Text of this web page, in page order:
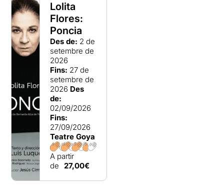
Lolita
Flores:
Poncia
Des de: 2 de
setembre de
2026
Fins: 27 de
setembre de
2026 Des
de:
02/09/2026
Fins:
27/09/2026
Teatre Goya
A partir
de 27,00€